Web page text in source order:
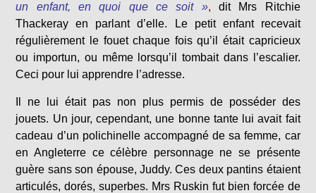
un enfant, en quoi que ce soit », dit Mrs Ritchie
Thackeray en parlant d’elle. Le petit enfant recevait
régulièrement le fouet chaque fois qu’il était capricieux
ou importun, ou même lorsqu’il tombait dans l’escalier.
Ceci pour lui apprendre l’adresse.
Il ne lui était pas non plus permis de posséder des
jouets. Un jour, cependant, une bonne tante lui avait fait
cadeau d’un polichinelle accompagné de sa femme, car
en Angleterre ce célèbre personnage ne se présente
guère sans son épouse, Juddy. Ces deux pantins étaient
articulés, dorés, superbes. Mrs Ruskin fut bien forcée de